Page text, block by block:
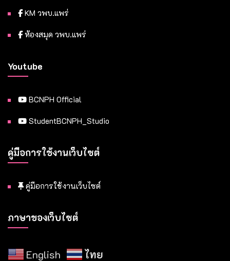
KM วพบ.แพร่
ห้องสมุด วพบ.แพร่
Youtube
BCNPH Official
StudentBCNPH_Studio
คู่มือการใช้งานเว็บไซต์
คู่มือการใช้งานเว็บไซต์
ภาษาของเว็บไซต์
English ไทย